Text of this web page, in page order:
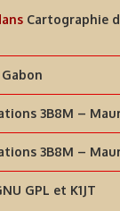
Cartographie
3B8M –
3B8M –
GPL et K1JT